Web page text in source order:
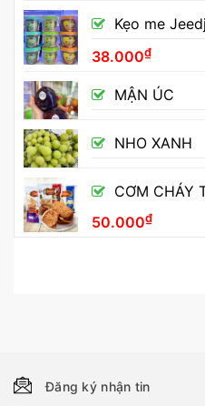
Kẹo me
38.000₫
MẬN ÚC
NHO XANH
CƠM CHÁY
50.000₫
Đăng ký nhận tin